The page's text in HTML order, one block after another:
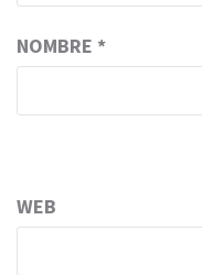
NOMBRE *
WEB